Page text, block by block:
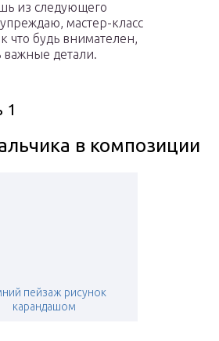
из следующего
мастер-класс
что будь внимателен,
важные детали.
1
в композиции
пейзаж рисунок
карандашом